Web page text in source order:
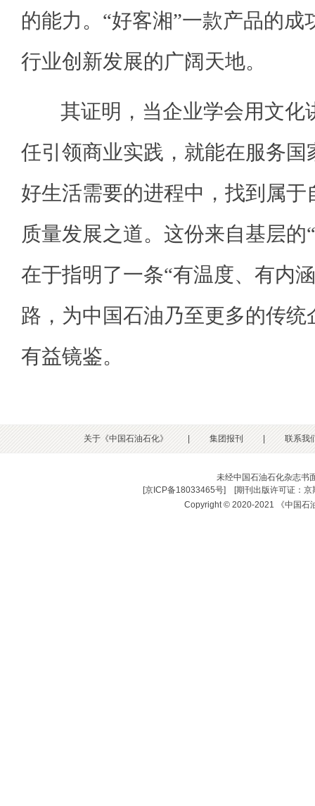
的能力。“好客湘”一款产品的
行业创新发展的广阔天地。
其证明，当企业学会用文化
任引领商业实践，就能在服务国
好生活需要的进程中，找到属
质量发展之道。这份来自基层的
在于指明了一条“有温度、有内
路，为中国石油乃至更多的传
有益镜鉴。
关于《中国石油石化》 集团报刊 联系我
未经中国石油石化杂志书
[京ICP备18033465号] [期刊出版许可证：
Copyright © 2020-2021 《中国石